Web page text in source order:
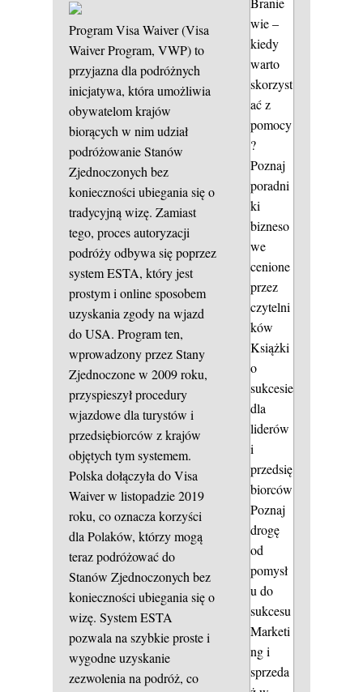
Program Visa Waiver (Visa
Waiver Program, VWP) to
przyjazna dla podróżnych
inicjatywa, która umożliwia
obywatelom krajów
biorących w nim udział
podróżowanie Stanów
Zjednoczonych bez
konieczności ubiegania się o
tradycyjną wizę. Zamiast
tego, proces autoryzacji
podróży odbywa się poprzez
system ESTA, który jest
prostym i online sposobem
uzyskania zgody na wjazd
do USA. Program ten,
wprowadzony przez Stany
Zjednoczone w 2009 roku,
przyspieszył procedury
wjazdowe dla turystów i
przedsiębiorców z krajów
objętych tym systemem.
Polska dołączyła do Visa
Waiver w listopadzie 2019
roku, co oznacza korzyści
dla Polaków, którzy mogą
teraz podróżować do
Stanów Zjednoczonych bez
konieczności ubiegania się o
wizę. System ESTA
pozwala na szybkie proste i
wygodne uzyskanie
zezwolenia na podróż, co
wie –
kiedy
warto
skorzyst
ać z
pomocy
?
Poznaj
poradni
ki
bizneso
we
cenione
przez
czytelni
ków
Książki
o
sukcesie
dla
liderów
i
przedsię
biorców
Poznaj
drogę
od
pomysł
u do
sukcesu
Marketi
ng i
sprzeda